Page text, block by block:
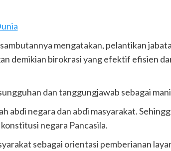
mengatakan, pelantikan
demikian birokrasi yang efektif efisien
dan tanggungjawab sebagai
negara dan abdi masyarakat.
negara Pancasila.
sebagai orientasi pemberianan